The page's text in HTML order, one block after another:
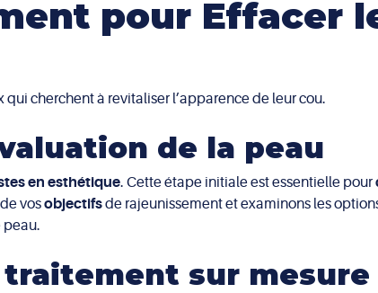
Les effets
et gérables, assurant
pour Effacer
cherchent à revitaliser l’apparence de leur cou.
de la peau
en esthétique. Cette étape initiale est essentielle pour
vosobjectifsde rajeunissement et examinons les
peau.
traitement sur mesure